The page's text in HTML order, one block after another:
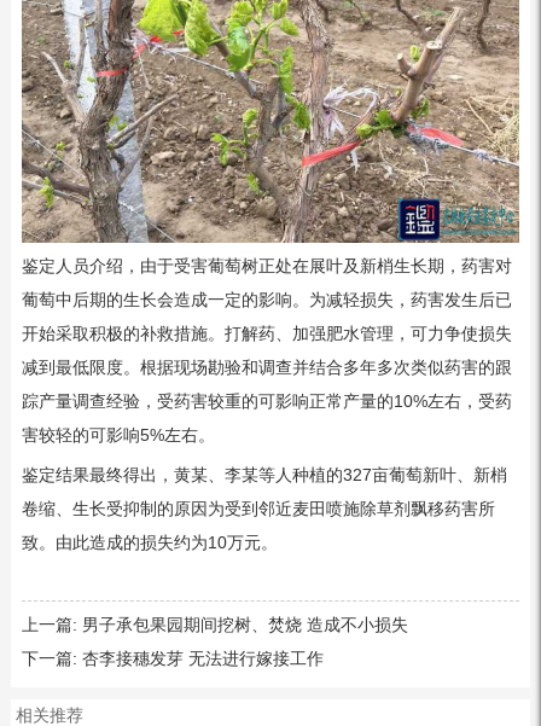
鉴定人员介绍，由于受害葡萄树正处在展叶及新梢生长期，药害对
葡萄中后期的生长会造成一定的影响。为减轻损失，药害发生后已
开始采取积极的补救措施。打解药、加强肥水管理，可力争使损失
减到最低限度。根据现场勘验和调查并结合多年多次类似药害的跟
踪产量调查经验，受药害较重的可影响正常产量的10%左右，受药
害较轻的可影响5%左右。
鉴定结果最终得出，黄某、李某等人种植的327亩葡萄新叶、新梢
卷缩、生长受抑制的原因为受到邻近麦田喷施除草剂飘移药害所
致。由此造成的损失约为10万元。
上一篇: 男子承包果园期间挖树、焚烧 造成不小损失
下一篇: 杏李接穗发芽 无法进行嫁接工作
相关推荐